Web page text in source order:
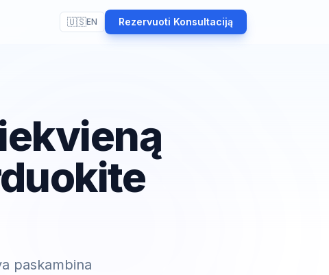
🇺🇸EN Rezervuoti Konsultaciją
paskambina